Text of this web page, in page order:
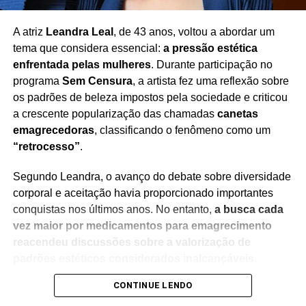
TÓPICOS RELACIONADOS
ATOR DE JASPION
ATOR JAPONÊS
CULTURA POP JAPONESA
DUBLÊ JAPONÊS
MORREU HIKARU KUROSAKI
MORTE DE HIKARU KUROSAKI
NOTÍCIA JASPION
O FANTÁSTICO JASPION
SÉRIE JASPION
TOKUSATSU
Morte de Netto Araujo comove o forró
A atriz Leandra Leal , de 43 anos, voltou a abordar um
tema que considera essencial: a pressão estética
enfrentada pelas mulheres. Durante participação no
programa Sem Censura, a artista fez uma reflexão sobre
os padrões de beleza impostos pela sociedade e criticou
a crescente popularização das chamadas canetas
emagrecedoras, classificando o fenômeno como um
“retrocesso”.
Segundo Leandra, o avanço do debate sobre diversidade
corporal e aceitação havia proporcionado importantes
conquistas nos últimos anos. No entanto, a busca cada
vez maior por medicamentos para emagrecimento
reacendeu discussões sobre a valorização de
especialmente para as mulheres.
CONTINUE LENDO